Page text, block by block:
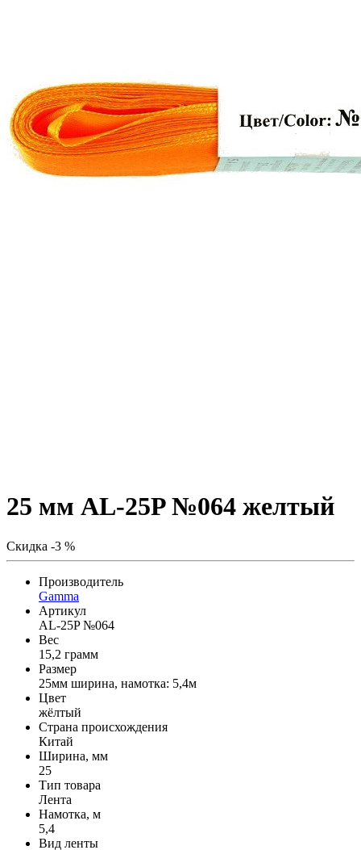
25 мм AL-25P №064 желтый
Скидка -3 %
Производитель
Gamma
Артикул
AL-25P №064
Вес
15,2 грамм
Размер
25мм ширина, намотка: 5,4м
Цвет
жёлтый
Страна происхождения
Китай
Ширина, мм
25
Тип товара
Лента
Намотка, м
5,4
Вид ленты